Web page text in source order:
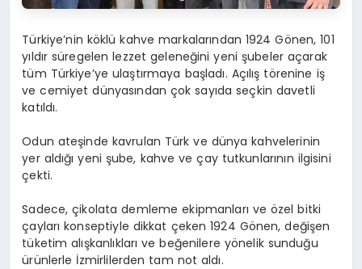
Türkiye’nin köklü kahve markalarından 1924 Gönen, 101
yıldır süregelen lezzet geleneğini yeni şubeler açarak
tüm Türkiye’ye ulaştırmaya başladı. Açılış törenine iş
ve cemiyet dünyasından çok sayıda seçkin davetli
katıldı.
Odun ateşinde kavrulan Türk ve dünya kahvelerinin
yer aldığı yeni şube, kahve ve çay tutkunlarının ilgisini
çekti.
Sadece, çikolata demleme ekipmanları ve özel bitki
çayları konseptiyle dikkat çeken 1924 Gönen, değişen
tüketim alışkanlıkları ve beğenilere yönelik sunduğu
ürünlerle İzmirlilerden tam not aldı.